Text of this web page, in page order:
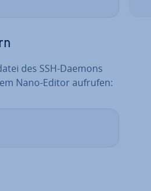
des SSH-Daemons
Nano-Editor aufrufen: